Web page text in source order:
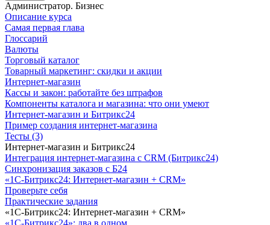
Администратор. Бизнес
Описание курса
Самая первая глава
Глоссарий
Валюты
Торговый каталог
Товарный маркетинг: скидки и акции
Интернет-магазин
Кассы и закон: работайте без штрафов
Компоненты каталога и магазина: что они умеют
Интернет-магазин и Битрикс24
Пример создания интернет-магазина
Тесты (3)
Интернет-магазин и Битрикс24
Интеграция интернет-магазина с CRM (Битрикс24)
Синхронизация заказов с Б24
«1С-Битрикс24: Интернет-магазин + CRM»
Проверьте себя
Практические задания
«1С-Битрикс24: Интернет-магазин + CRM»
«1С-Битрикс24»: два в одном